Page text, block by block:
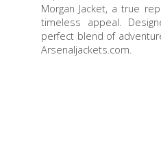
Morgan Jacket, a true
timeless appeal.
perfect blend of
Arsenaljackets.com.